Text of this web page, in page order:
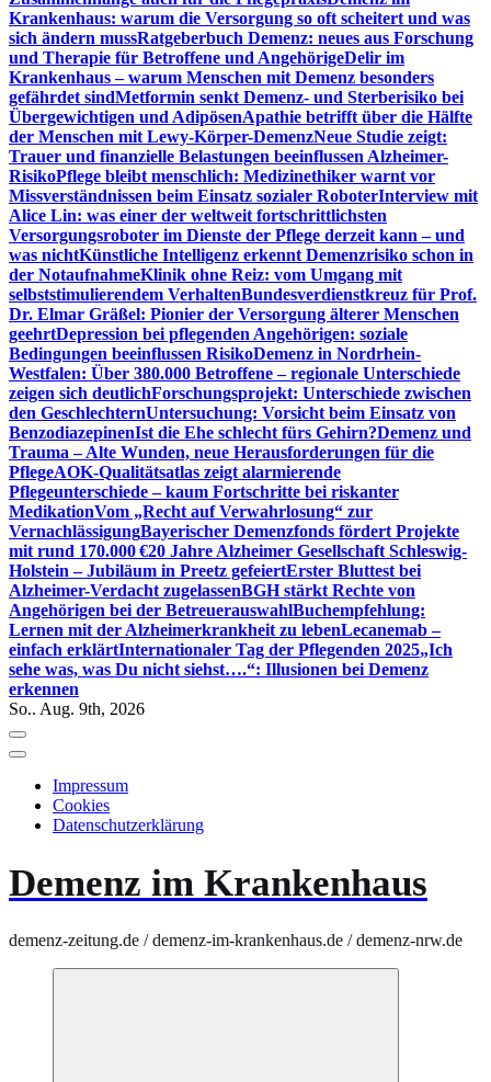
Krankenhaus: warum die Versorgung so oft scheitert und was
sich ändern mussRatgeberbuch Demenz: neues aus Forschung
und Therapie für Betroffene und AngehörigeDelir im
Krankenhaus – warum Menschen mit Demenz besonders
gefährdet sindMetformin senkt Demenz- und Sterberisiko bei
Übergewichtigen und AdipösenApathie betrifft über die Hälfte
der Menschen mit Lewy-Körper-DemenzNeue Studie zeigt:
Trauer und finanzielle Belastungen beeinflussen Alzheimer-
RisikoPflege bleibt menschlich: Medizinethiker warnt vor
Missverständnissen beim Einsatz sozialer RoboterInterview mit
Alice Lin: was einer der weltweit fortschrittlichsten
Versorgungsroboter im Dienste der Pflege derzeit kann – und
was nichtKünstliche Intelligenz erkennt Demenzrisiko schon in
der NotaufnahmeKlinik ohne Reiz: vom Umgang mit
selbststimulierendem VerhaltenBundesverdienstkreuz für Prof.
Dr. Elmar Gräßel: Pionier der Versorgung älterer Menschen
geehrtDepression bei pflegenden Angehörigen: soziale
Bedingungen beeinflussen RisikoDemenz in Nordrhein-
Westfalen: Über 380.000 Betroffene – regionale Unterschiede
zeigen sich deutlichForschungsprojekt: Unterschiede zwischen
den GeschlechternUntersuchung: Vorsicht beim Einsatz von
BenzodiazepinenIst die Ehe schlecht fürs Gehirn?Demenz und
Trauma – Alte Wunden, neue Herausforderungen für die
PflegeAOK-Qualitätsatlas zeigt alarmierende
Pflegeunterschiede – kaum Fortschritte bei riskanter
MedikationVom „Recht auf Verwahrlosung“ zur
VernachlässigungBayerischer Demenzfonds fördert Projekte
mit rund 170.000 €20 Jahre Alzheimer Gesellschaft Schleswig-
Holstein – Jubiläum in Preetz gefeiertErster Bluttest bei
Alzheimer-Verdacht zugelassenBGH stärkt Rechte von
Angehörigen bei der BetreuerauswahlBuchempfehlung:
Lernen mit der Alzheimerkrankheit zu lebenLecanemab –
einfach erklärtInternationaler Tag der Pflegenden 2025„Ich
sehe was, was Du nicht siehst….“: Illusionen bei Demenz
erkennen
So.. Aug. 9th, 2026
Impressum
Cookies
Datenschutzerklärung
Demenz im Krankenhaus
demenz-zeitung.de / demenz-im-krankenhaus.de / demenz-nrw.de